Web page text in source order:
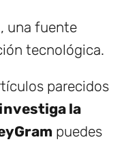
, una fuente
tecnológica.
parecidos
investiga la
puedes